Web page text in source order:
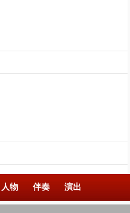
人物 伴奏 演出